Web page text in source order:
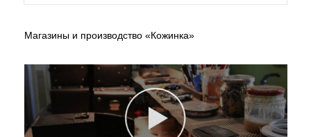
Магазины и производство «Кожинка»